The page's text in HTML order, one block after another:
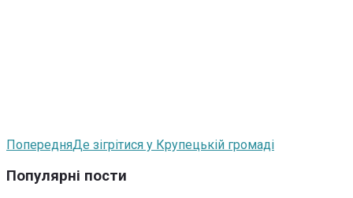
ПопередняДе зігрітися у Крупецькій громаді
Популярні пости